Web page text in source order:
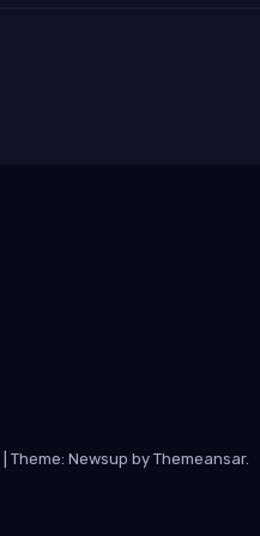
Theme: Newsup by Themeansar.